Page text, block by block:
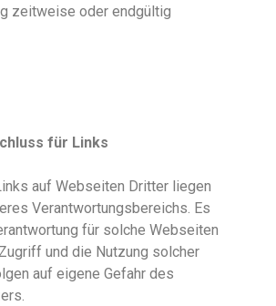
zeitweise oder endgültig
für Links
auf Webseiten Dritter liegen
Verantwortungsbereichs. Es
für solche Webseiten
und die Nutzung solcher
auf eigene Gefahr des